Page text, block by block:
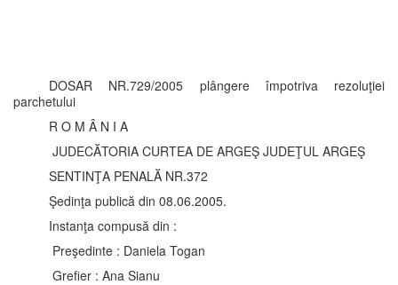
DOSAR NR.729/2005 plângere împotriva rezoluţiei
parchetului
R O M Â N I A
JUDECĂTORIA CURTEA DE ARGEŞ JUDEŢUL ARGEŞ
SENTINŢA PENALĂ NR.372
Şedinţa publică din 08.06.2005.
Instanţa compusă din :
Preşedinte : Daniela Togan
Grefier : Ana Sianu